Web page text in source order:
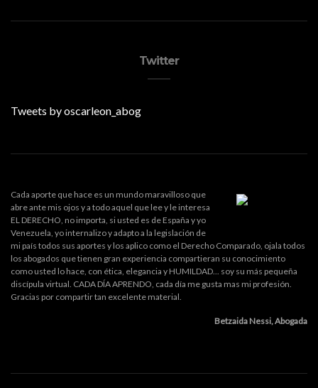
Twitter
Tweets by oscarleon_abog
Cada aporte que hace es un mundo maravilloso que
abre ante mis ojos y a todo aquel que lee y le interesa
EL DERECHO, no importa, si usted es de España y yo
Venezuela, yo internalizo y adapto a la legislación de
mi país todos sus aportes y los aplico como el Derecho Comparado, ojala todos
los abogados que tienen gran experiencia compartieran su conocimiento
como usted lo hace, con ética, elegancia y HUMILDAD... soy su más pequeña
discípula virtual. CADA DÍA APRENDO, cada día me gusta mas mi profesión.
Gracias por compartir tan excelente material.
Betzaida Nessi, Abogada